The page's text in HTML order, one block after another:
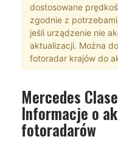
dostosowane
zgodnie z
jeśli urządzenie nie
aktualizacji. Można
fotoradar krajów do
Mercedes
Informacje o
fotoradarów